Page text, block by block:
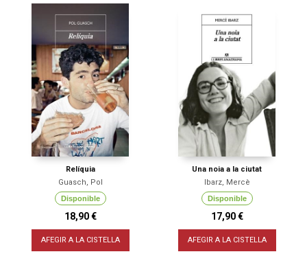
Relíquia
Guasch, Pol
Disponible
18,90 €
AFEGIR A LA CISTELLA
Una noia a la ciutat
Ibarz, Mercè
Disponible
17,90 €
AFEGIR A LA CISTELLA